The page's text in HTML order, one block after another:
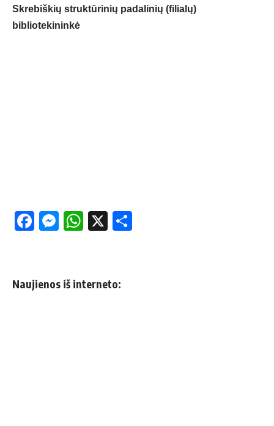
Skrebiškių struktūrinių padalinių (filialų)
bibliotekininkė
Facebook
Messenger
WhatsApp
X
Naujienos iš interneto: